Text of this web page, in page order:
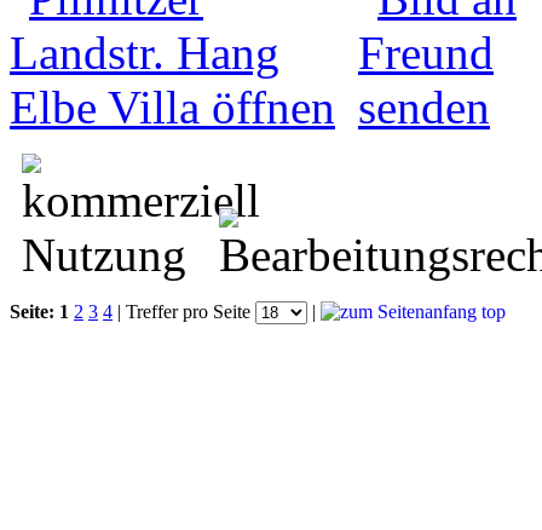
Seite: 1 2 3 4 | Treffer pro Seite | top